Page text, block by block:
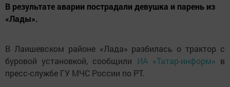
В результате аварии пострадали девушка и парень из
«Лады».
В Лаишевском районе «Лада» разбилась о трактор с
буровой установкой, сообщили ИА «Татар-информ» в
пресс-службе ГУ МЧС России по РТ.